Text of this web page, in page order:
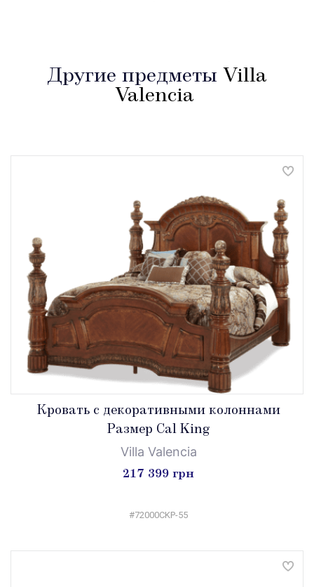
Другие предметы Villa
Valencia
Кровать с декоративными колоннами
Размер Cal King
Villa Valencia
217 399 грн
#72000CKP-55